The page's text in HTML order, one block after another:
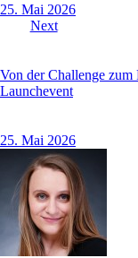
25. Mai 2026
Next
Von der Challenge
Launchevent
25. Mai 2026